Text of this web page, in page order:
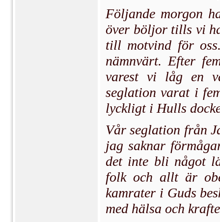
Följande morgon
över böljor tills vi
till motvind för
nämnvärt. Efter
varest vi låg en
seglation varat i
lyckligt i Hulls
Vår seglation från
jag saknar
det inte bli något
folk och allt är
kamrater i Guds
med hälsa och